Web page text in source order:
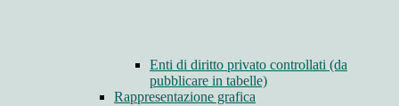
Enti di diritto privato controllati (da
pubblicare in tabelle)
Rappresentazione grafica